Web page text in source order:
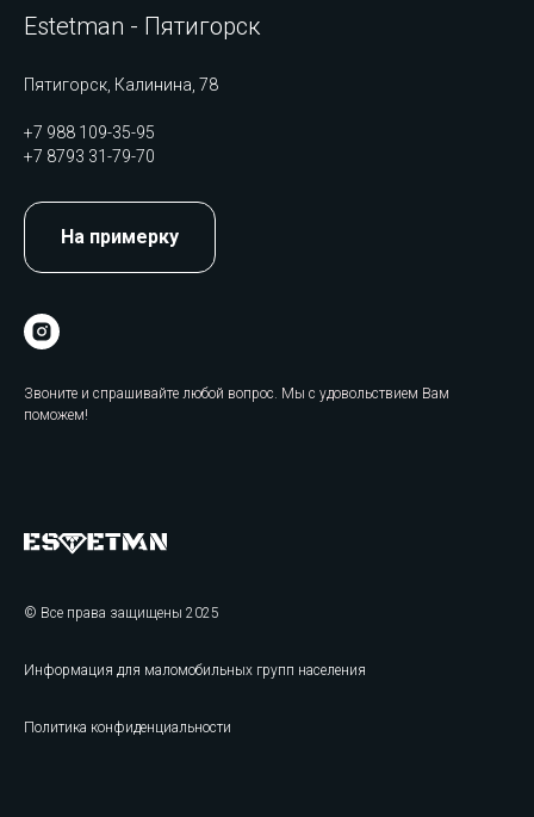
Estetman - Пятигорск
Пятигорск, Калинина, 78
+7 988 109-35-95
+7 8793 31-79-70
На примерку
Звоните и спрашивайте любой вопрос. Мы с удовольствием Вам
поможем!
© Все права защищены 2025
Информация для маломобильных групп населения
Политика конфиденциальности